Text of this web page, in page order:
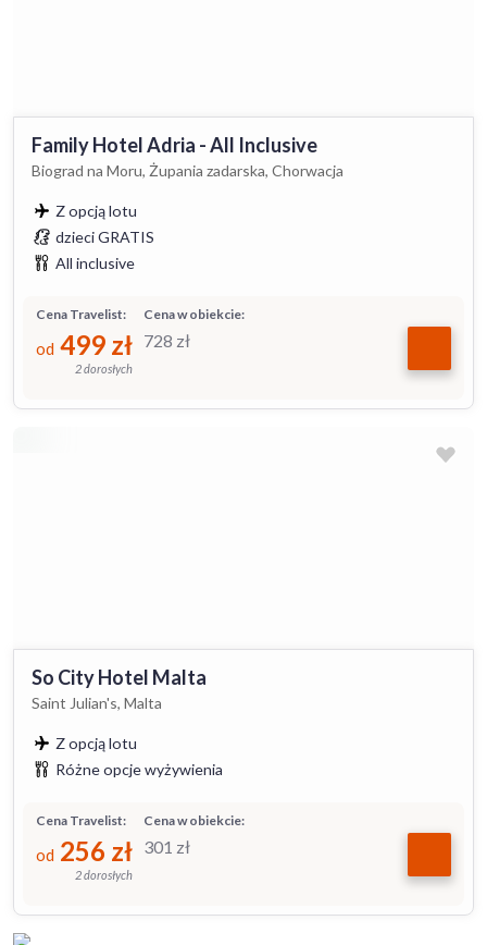
Family Hotel Adria - All Inclusive
Biograd na Moru, Żupania zadarska, Chorwacja
Z opcją lotu
dzieci GRATIS
All inclusive
Cena w obiekcie:
728 zł
Cena Travelist:
od 499 zł
2 dorosłych
So City Hotel Malta
Saint Julian's, Malta
Z opcją lotu
Różne opcje wyżywienia
Cena w obiekcie:
301 zł
Cena Travelist:
od 256 zł
2 dorosłych